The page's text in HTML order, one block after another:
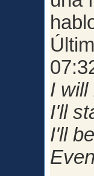
I will
I'll
I'll